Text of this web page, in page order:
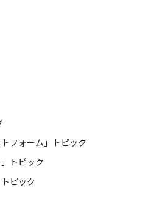
フォーム」トピック
トピック
ピック